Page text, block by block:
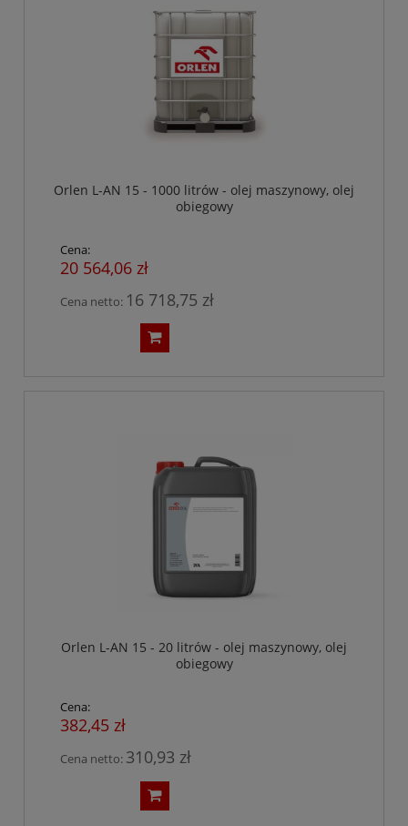
Orlen L-AN 15 - 1000 litrów - olej maszynowy, olej
obiegowy
Cena:
20 564,06 zł
Cena netto: 16 718,75 zł
Orlen L-AN 15 - 20 litrów - olej maszynowy, olej
obiegowy
Cena:
382,45 zł
Cena netto: 310,93 zł